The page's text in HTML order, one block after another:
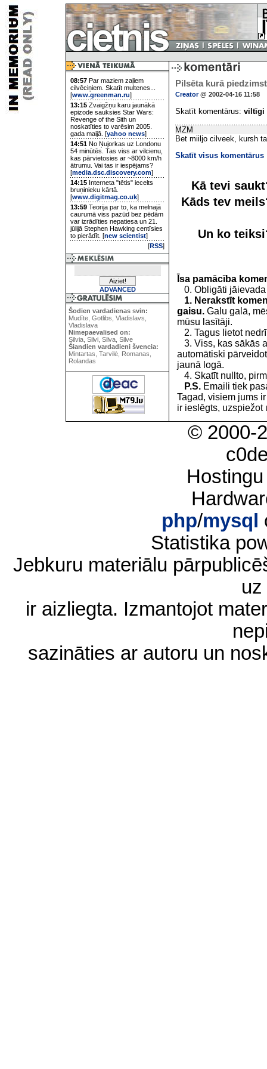
08:57 Par maziem zaļiem
cilvēciņiem. Skatīt multenes...
[www.greenman.ru]
13:15 Zvaigžņu karu jaunākā
epizode sauksies Star Wars:
Revenge of the Sith un
noskatīties to varēsim 2005.
gada maijā. [yahoo news]
14:51 No Ņujorkas uz Londonu
54 minūtēs. Tas viss ar vilcienu,
kas pārvietosies ar ~8000 km/h
ātrumu. Vai tas ir iespējams?
[media.dsc.discovery.com]
14:15 Interneta "tētis" iecelts
bruņinieku kārtā.
[www.digitmag.co.uk]
13:59 Teorija par to, ka melnajā
caurumā viss pazūd bez pēdām
var izrādīties nepatiesa un 21.
jūlijā Stephen Hawking centīsies
to pierādīt. [new scientist]
[RSS]
ADVANCED
Šodien vardadienas svin:
Mudīte, Gotlibs, Vladislavs,
Vladislava
Nimepaevalised on:
Silvia, Silvi, Silva, Silve
Šiandien vardadieni švencia:
Mintartas, Tarvilė, Romanas,
Rolandas
Pilsēta kurā
Creator@ 2002-04-16 11:58
Skatīt komentārus: viltīgi
MZM
Bet miiljo cilveek, kursh
Skatīt visus komentārus
Kā tevi
Kāds tev
Un ko
Īsa pamācība
0. Obligāti jāievada
1. Nerakstīt
gaisu. Galu galā,
mūsu lasītāji.
2. Tagus lietot
3. Viss, kas sākās
automātiski
jaunā logā.
4. Skatīt nullto,
P.S. Emaili tiek
Tagad, visiem jums
ir ieslēgts, uzspiežot
© 2000-
php/mysql
Statistika
Jebkuru materiālu
ir aizliegta. Izmantojot
sazināties ar autoru un